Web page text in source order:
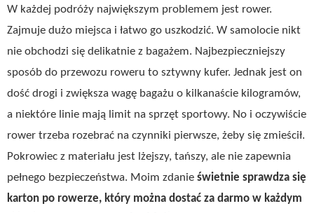
W każdej podróży największym problemem jest rower.
Zajmuje dużo miejsca i łatwo go uszkodzić. W samolocie nikt
nie obchodzi się delikatnie z bagażem. Najbezpieczniejszy
sposób do przewozu roweru to sztywny kufer. Jednak jest on
dość drogi i zwiększa wagę bagażu o kilkanaście kilogramów,
a niektóre linie mają limit na sprzęt sportowy. No i oczywiście
rower trzeba rozebrać na czynniki pierwsze, żeby się zmieścił.
Pokrowiec z materiału jest lżejszy, tańszy, ale nie zapewnia
pełnego bezpieczeństwa. Moim zdanie świetnie sprawdza się
karton po rowerze, który można dostać za darmo w każdym